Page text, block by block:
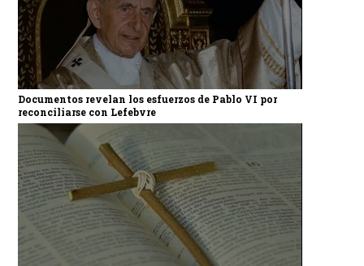
Documentos revelan los esfuerzos de Pablo VI por
reconciliarse con Lefebvre